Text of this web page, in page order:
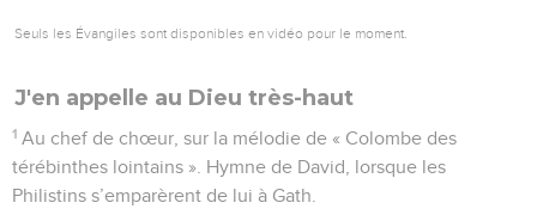
Seuls les Évangiles sont disponibles en vidéo pour le moment.
J'en appelle au Dieu très-haut
1 Au chef de chœur, sur la mélodie de « Colombe des
térébinthes lointains ». Hymne de David, lorsque les
Philistins s’emparèrent de lui à Gath.